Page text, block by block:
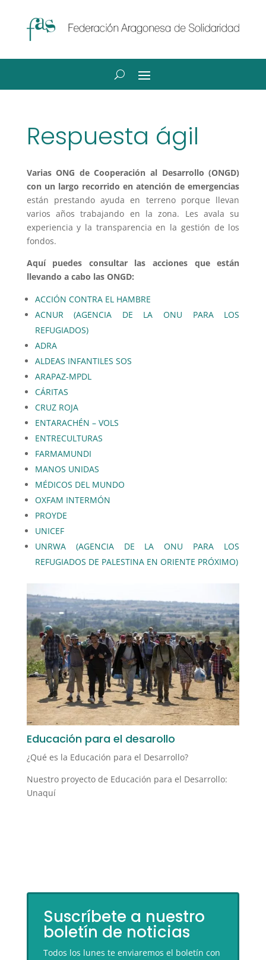
Respuesta ágil
Varias ONG de Cooperación al Desarrollo (ONGD)
con un largo recorrido en atención de emergencias
están prestando ayuda en terreno porque llevan
varios años trabajando en la zona. Les avala su
experiencia y la transparencia en la gestión de los
fondos.
Aquí puedes consultar las acciones que están
llevando a cabo las ONGD:
ACCIÓN CONTRA EL HAMBRE
ACNUR (AGENCIA DE LA ONU PARA LOS
REFUGIADOS)
ADRA
ALDEAS INFANTILES SOS
ARAPAZ-MPDL
CÁRITAS
CRUZ ROJA
ENTARACHÉN – VOLS
ENTRECULTURAS
FARMAMUNDI
MANOS UNIDAS
MÉDICOS DEL MUNDO
OXFAM INTERMÓN
PROYDE
UNICEF
UNRWA (AGENCIA DE LA ONU PARA LOS
REFUGIADOS DE PALESTINA EN ORIENTE PRÓXIMO)
Educación para el desarollo
¿Qué es la Educación para el Desarrollo?
Nuestro proyecto de Educación para el Desarrollo:
Unaquí
Suscríbete a nuestro
boletín de noticias
Todos los lunes te enviaremos el boletín con